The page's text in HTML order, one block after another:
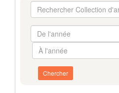
Rechercher
Collection
d'archives
De
l'année
À
l'année